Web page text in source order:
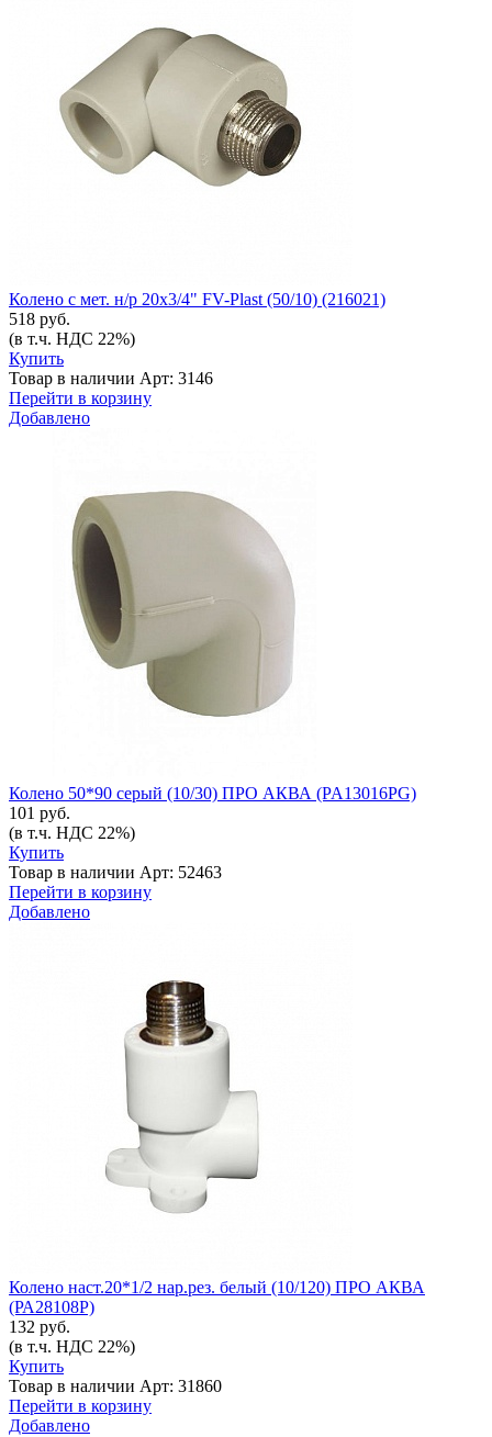
Колено с мет. н/р 20х3/4" FV-Plast (50/10) (216021)
518 руб.
(в т.ч. НДС 22%)
Купить
Товар в наличии Арт: 3146
Перейти в корзину
Добавлено
Колено 50*90 серый (10/30) ПРО АКВА (PA13016PG)
101 руб.
(в т.ч. НДС 22%)
Купить
Товар в наличии Арт: 52463
Перейти в корзину
Добавлено
Колено наст.20*1/2 нар.рез. белый (10/120) ПРО АКВА
(РА28108Р)
132 руб.
(в т.ч. НДС 22%)
Купить
Товар в наличии Арт: 31860
Перейти в корзину
Добавлено